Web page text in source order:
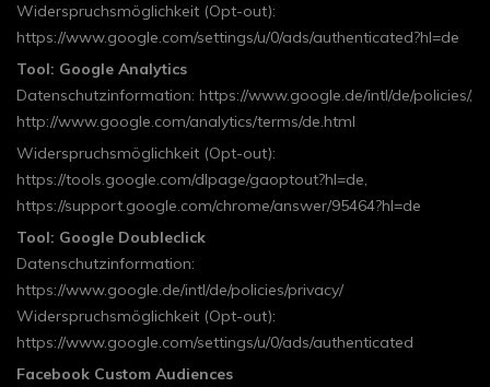
Widerspruchsmöglichkeit (Opt-out):
https://www.google.com/settings/u/0/ads/authenticated?hl=de
Tool: Google Analytics
Datenschutzinformation: https://www.google.de/intl/de/policies/,
http://www.google.com/analytics/terms/de.html
Widerspruchsmöglichkeit (Opt-out):
https://tools.google.com/dlpage/gaoptout?hl=de,
https://support.google.com/chrome/answer/95464?hl=de
Tool: Google Doubleclick
Datenschutzinformation:
https://www.google.de/intl/de/policies/privacy/
Widerspruchsmöglichkeit (Opt-out):
https://www.google.com/settings/u/0/ads/authenticated
Facebook Custom Audiences